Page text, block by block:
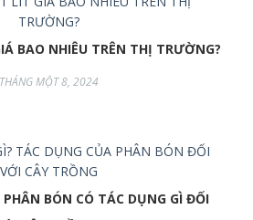
BAO NHIÊU TRÊN THỊ TRƯỜNG?
THÁNG MỘT 8, 2024
BÓN CÓ TÁC DỤNG GÌ ĐỐI